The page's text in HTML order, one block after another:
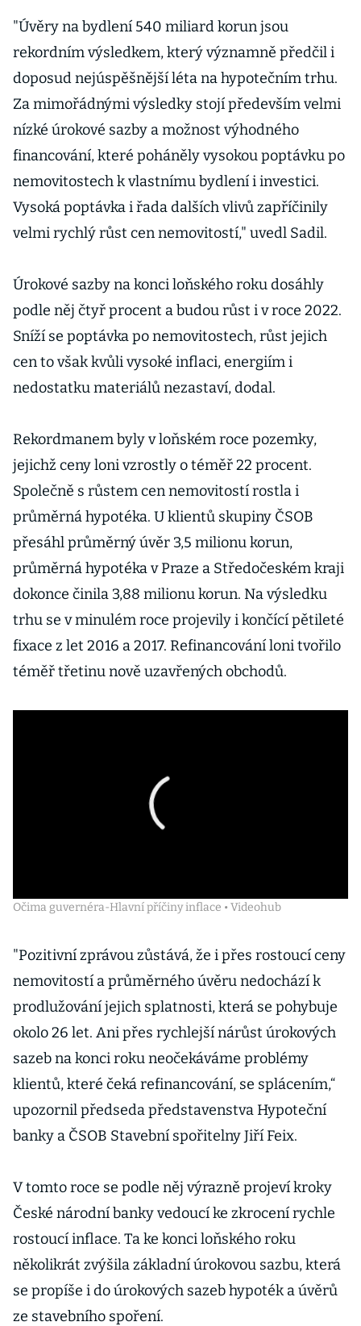
"Úvěry na bydlení 540 miliard korun jsou
rekordním výsledkem, který významně předčil i
doposud nejúspěšnější léta na hypotečním trhu.
Za mimořádnými výsledky stojí především velmi
nízké úrokové sazby a možnost výhodného
financování, které poháněly vysokou poptávku po
nemovitostech k vlastnímu bydlení i investici.
Vysoká poptávka i řada dalších vlivů zapříčinily
velmi rychlý růst cen nemovitostí," uvedl Sadil.
Úrokové sazby na konci loňského roku dosáhly
podle něj čtyř procent a budou růst i v roce 2022.
Sníží se poptávka po nemovitostech, růst jejich
cen to však kvůli vysoké inflaci, energiím i
nedostatku materiálů nezastaví, dodal.
Rekordmanem byly v loňském roce pozemky,
jejichž ceny loni vzrostly o téměř 22 procent.
Společně s růstem cen nemovitostí rostla i
průměrná hypotéka. U klientů skupiny ČSOB
přesáhl průměrný úvěr 3,5 milionu korun,
průměrná hypotéka v Praze a Středočeském kraji
dokonce činila 3,88 milionu korun. Na výsledku
trhu se v minulém roce projevily i končící pětileté
fixace z let 2016 a 2017. Refinancování loni tvořilo
téměř třetinu nově uzavřených obchodů.
Očima guvernéra-Hlavní příčiny inflace • Videohub
"Pozitivní zprávou zůstává, že i přes rostoucí ceny
nemovitostí a průměrného úvěru nedochází k
prodlužování jejich splatnosti, která se pohybuje
okolo 26 let. Ani přes rychlejší nárůst úrokových
sazeb na konci roku neočekáváme problémy
klientů, které čeká refinancování, se splácením,“
upozornil předseda představenstva Hypoteční
banky a ČSOB Stavební spořitelny Jiří Feix.
V tomto roce se podle něj výrazně projeví kroky
České národní banky vedoucí ke zkrocení rychle
rostoucí inflace. Ta ke konci loňského roku
několikrát zvýšila základní úrokovou sazbu, která
se propíše i do úrokových sazeb hypoték a úvěrů
ze stavebního spoření.